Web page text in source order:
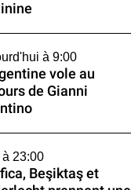
à 9:00
vole au
de Gianni
à 23:00
Beşiktaş et